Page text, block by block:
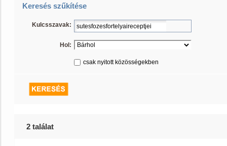
Keresés szűkítése
Kulcsszavak:
Hol:
csak nyitott közösségekben
2 találat